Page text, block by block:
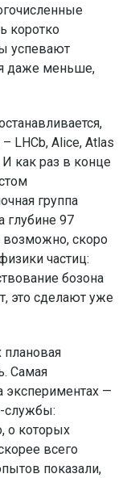
коротко
успевают
даже меньше,
LHCb, Alice, Atlas
как раз в конце
группа
глубине 97
скоро
частиц:
бозона
это сделают уже
Самая
экспериментах —
службы:
о которых
всего
показали,